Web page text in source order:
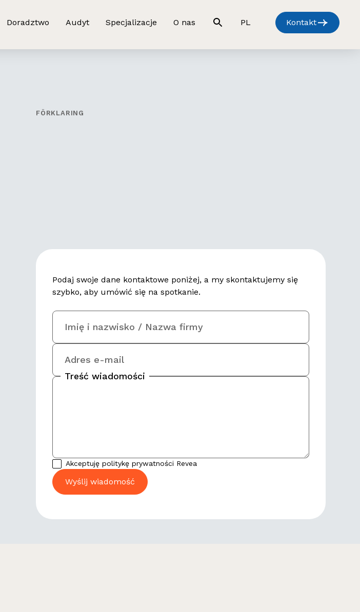
Doradztwo Audyt Specjalizacje O nas PL Kontakt
FÖRKLARING
Podaj swoje dane kontaktowe poniżej, a my skontaktujemy się
szybko, aby umówić się na spotkanie.
Imię i nazwisko / Nazwa firmy
Adres e-mail
Treść wiadomości
Akceptuję politykę prywatności Revea